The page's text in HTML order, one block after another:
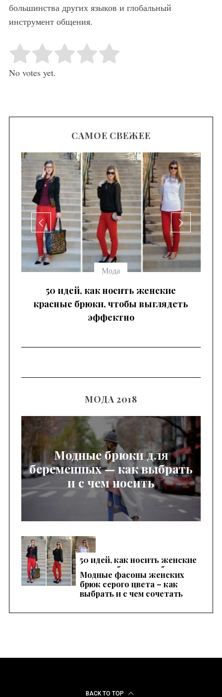
большинства других языков и глобальный
инструмент общения.
Rate this item: Submit Rating
No votes yet.
САМОЕ СВЕЖЕЕ
Мода
50 идей, как носить женские
красные брюки, чтобы выглядеть
эффектно
МОДА 2018
Модные брюки для
беременных — как выбрать
и с чем носить
50 идей, как носить женские
красные брюки, чтобы
выглядеть эффектно
Модные фасоны женских
брюк серого цвета – как
выбрать и с чем сочетать
BACK TO TOP